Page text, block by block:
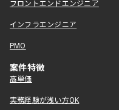
フロントエンドエンジニア
インフラエンジニア
PMO
案件特徴
高単価
実務経験が浅い方OK